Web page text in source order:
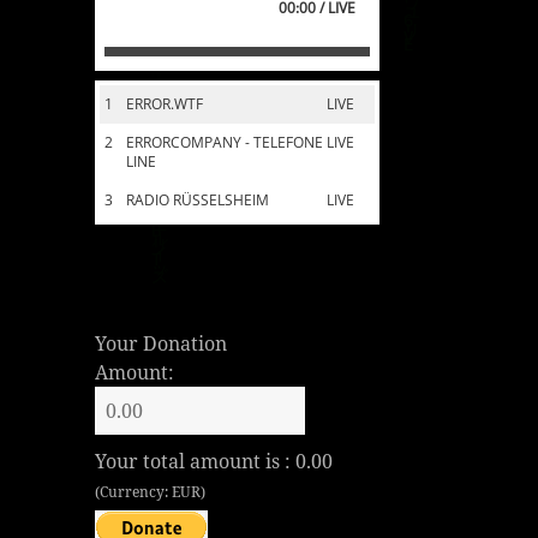
00:00 / LIVE
1 LIVE
ERROR.WTF
2
LIVE
ERRORCOMPANY - TELEFONE
LINE
3
LIVE
RADIO RÜSSELSHEIM
Your Donation
Amount:
Your total amount is :0.00
(Currency: EUR)